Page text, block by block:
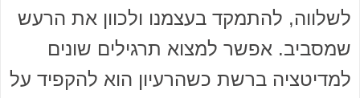
לשלווה, להתמקד בעצמנו ולכוון את הרעש
שמסביב. אפשר למצוא תרגילים שונים
למדיטציה ברשת כשהרעיון הוא להקפיד על